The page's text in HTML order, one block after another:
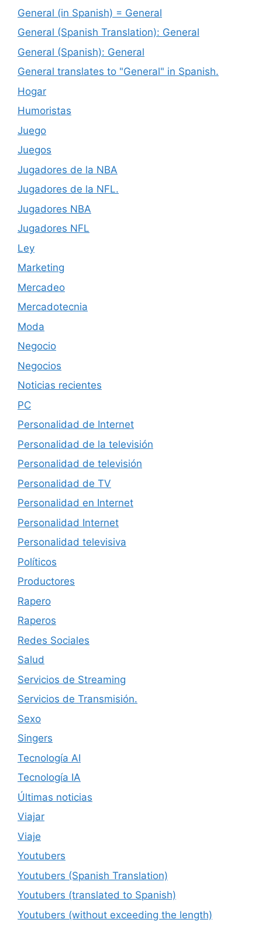
General (in Spanish) = General
General (Spanish Translation): General
General (Spanish): General
General translates to "General" in Spanish.
Hogar
Humoristas
Juego
Juegos
Jugadores de la NBA
Jugadores de la NFL.
Jugadores NBA
Jugadores NFL
Ley
Marketing
Mercadeo
Mercadotecnia
Moda
Negocio
Negocios
Noticias recientes
PC
Personalidad de Internet
Personalidad de la televisión
Personalidad de televisión
Personalidad de TV
Personalidad en Internet
Personalidad Internet
Personalidad televisiva
Políticos
Productores
Rapero
Raperos
Redes Sociales
Salud
Servicios de Streaming
Servicios de Transmisión.
Sexo
Singers
Tecnología AI
Tecnología IA
Últimas noticias
Viajar
Viaje
Youtubers
Youtubers (Spanish Translation)
Youtubers (translated to Spanish)
Youtubers (without exceeding the length)